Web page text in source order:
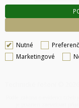
Nutné
Marketingové